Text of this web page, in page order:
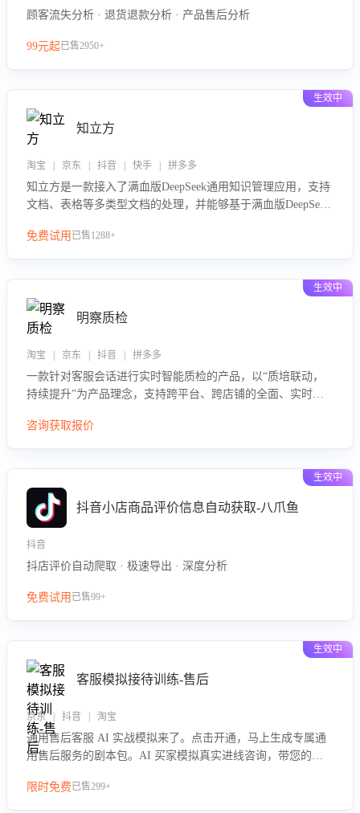
顾客流失分析 · 退货退款分析 · 产品售后分析
99元起已售2950+
生效中
知立方
淘宝 | 京东 | 抖音 | 快手 | 拼多多
知立方是一款接入了满血版DeepSeek通用知识管理应用，支持
文档、表格等多类型文档的处理，并能够基于满血版DeepSeek
助用户高效管理和利用知识资源。通过该产品，用户可以轻松
免费试用 已售1288+
生效中
明察质检
淘宝 | 京东 | 抖音 | 拼多多
一款针对客服会话进行实时智能质检的产品，以“质培联动，
持续提升”为产品理念，支持跨平台、跨店铺的全面、实时、
队的销服能力。
咨询获取报价
生效中
抖音小店商品评价信息自动获取-八爪鱼
抖音
抖店评价自动爬取 · 极速导出 · 深度分析
免费试用 已售99+
生效中
客服模拟接待训练-售后
京东 | 抖音 | 淘宝
通用售后客服 AI 实战模拟来了。点击开通，马上生成专属通
用售后服务的剧本包。AI 买家模拟真实进线咨询，带您的客
要点，轻松提升服务能力。
限时免费已售299+